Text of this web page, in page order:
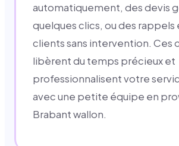
automatiquement, des devis
quelques clics, ou des rappels
clients sans intervention. Ces
libèrent du temps précieux et
professionnalisent votre
avec une petite équipe en
Brabant wallon.